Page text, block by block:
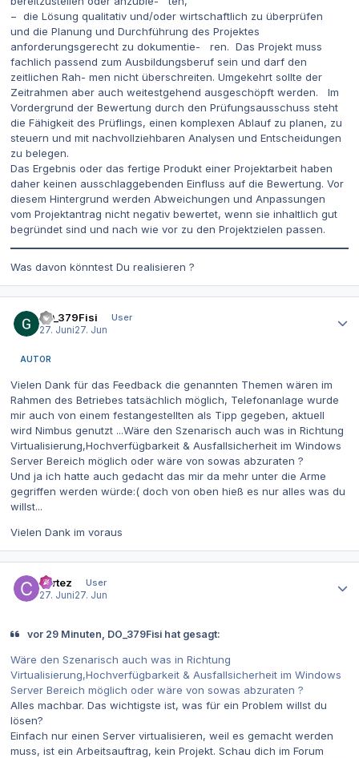
− die Lösung qualitativ und/oder wirtschaftlich zu überprüfen
und die Planung und Durchführung des Projektes
anforderungsgerecht zu dokumentie- ren. Das Projekt muss
fachlich passend zum Ausbildungsberuf sein und darf den
zeitlichen Rah- men nicht überschreiten. Umgekehrt sollte der
Zeitrahmen aber auch weitestgehend ausgeschöpft werden. Im
Vordergrund der Bewertung durch den Prüfungsausschuss steht
die Fähigkeit des Prüflings, einen komplexen Ablauf zu planen, zu
steuern und mit nachvollziehbaren Analysen und Entscheidungen
zu belegen.
Das Ergebnis oder das fertige Produkt einer Projektarbeit haben
daher keinen ausschlaggebenden Einfluss auf die Bewertung. Vor
diesem Hintergrund werden Abweichungen und Anpassungen
vom Projektantrag nicht negativ bewertet, wenn sie inhaltlich gut
begründet sind und nach wie vor zu den Projektzielen passen.
Was davon könntest Du realisieren ?
DO_379Fisi
User
27. Juni27. Jun
AUTOR
Vielen Dank für das Feedback die genannten Themen wären im
Rahmen des Betriebes tatsächlich möglich, Telefonanlage wurde
mir auch von einem festangestellten als Tipp gegeben, aktuell
wird Nimbus genutzt ...Wäre den Szenarisch auch was in Richtung
Virtualisierung,Hochverfügbarkeit & Ausfallsicherheit im Windows
Server Bereich möglich oder wäre von sowas abzuraten ?
Und ja ich hatte auch gedacht das mir da mehr unter die Arme
gegriffen werden würde:( doch von oben hieß es nur alles was du
willst...
Vielen Dank im voraus
cortez
User
27. Juni27. Jun
vor 29 Minuten, DO_379Fisi hat gesagt:
Wäre den Szenarisch auch was in Richtung
Virtualisierung,Hochverfügbarkeit & Ausfallsicherheit im Windows
Server Bereich möglich oder wäre von sowas abzuraten ?
Alles machbar. Das wichtigste ist, was für ein Problem willst du
lösen?
Einfach nur einen Server virtualisieren, weil es gemacht werden
muss, ist ein Arbeitsauftrag, kein Projekt. Schau dich im Forum